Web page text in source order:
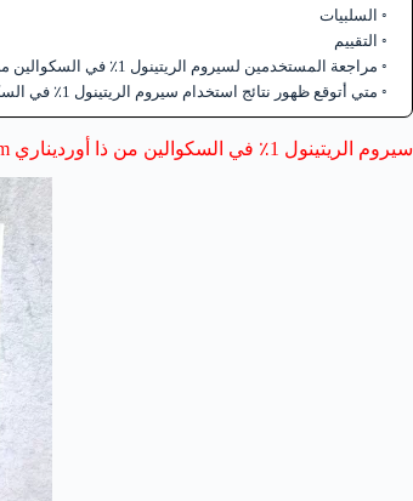
السلبيات
التقييم
مراجعة المستخدمين لسيروم الريتينول 1٪ في السكوالين من ذا أورديناري
متي أتوقع ظهور نتائج استخدام سيروم الريتينول 1٪ في السكوالين من ذا أورديناري؟
سيروم الريتينول 1٪ في السكوالين من ذا أورديناري The ordinary retinol 1% in squalane serum